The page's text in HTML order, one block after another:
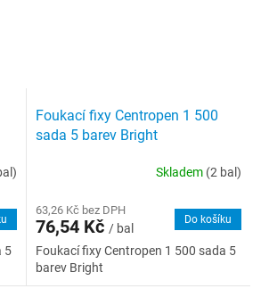
5
Foukací fixy Centropen 1 500
sada 5 barev Bright
Skladem (2 bal)
63,26 Kč bez DPH
76,54 Kč / bal
Do košíku
Foukací fixy Centropen 1 500 sada 5
barev Bright